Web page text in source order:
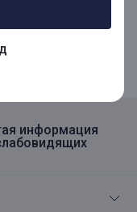
информация
Бизнеса